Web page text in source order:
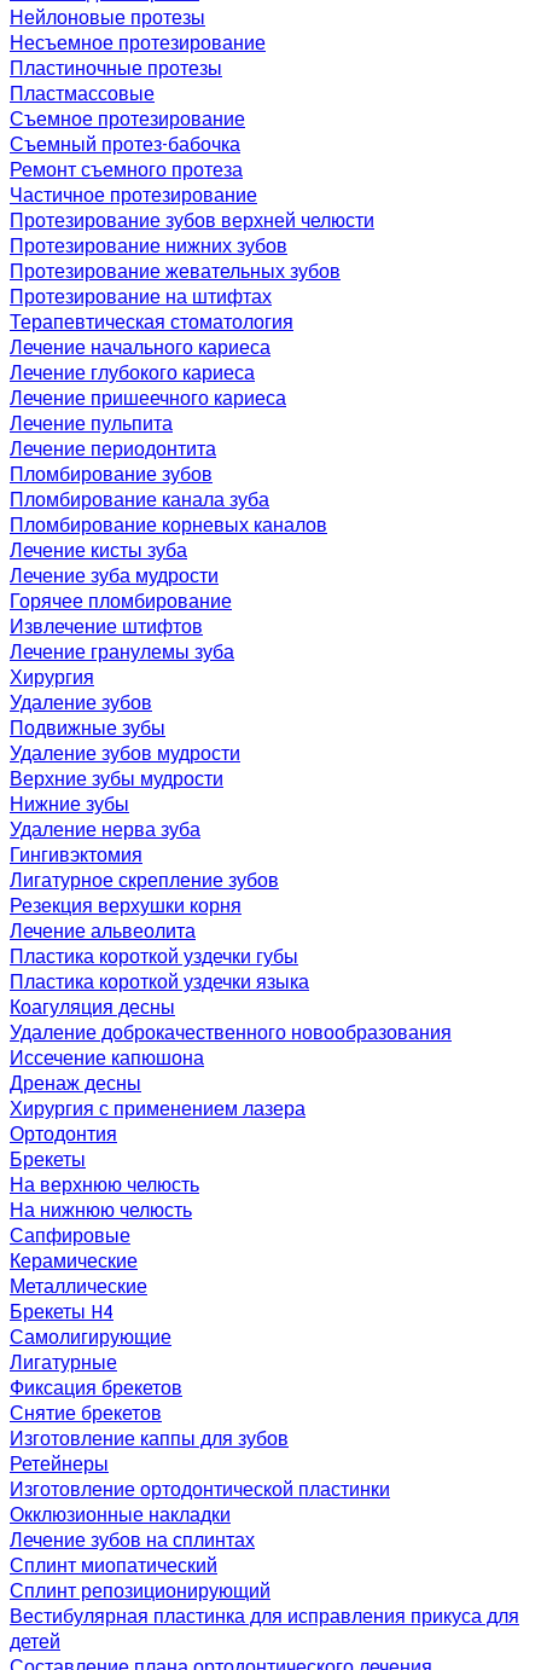
Нейлоновые протезы
Несъемное протезирование
Пластиночные протезы
Пластмассовые
Съемное протезирование
Съемный протез-бабочка
Ремонт съемного протеза
Частичное протезирование
Протезирование зубов верхней челюсти
Протезирование нижних зубов
Протезирование жевательных зубов
Протезирование на штифтах
Терапевтическая стоматология
Лечение начального кариеса
Лечение глубокого кариеса
Лечение пришеечного кариеса
Лечение пульпита
Лечение периодонтита
Пломбирование зубов
Пломбирование канала зуба
Пломбирование корневых каналов
Лечение кисты зуба
Лечение зуба мудрости
Горячее пломбирование
Извлечение штифтов
Лечение гранулемы зуба
Хирургия
Удаление зубов
Подвижные зубы
Удаление зубов мудрости
Верхние зубы мудрости
Нижние зубы
Удаление нерва зуба
Гингивэктомия
Лигатурное скрепление зубов
Резекция верхушки корня
Лечение альвеолита
Пластика короткой уздечки губы
Пластика короткой уздечки языка
Коагуляция десны
Удаление доброкачественного новообразования
Иссечение капюшона
Дренаж десны
Хирургия с применением лазера
Ортодонтия
Брекеты
На верхнюю челюсть
На нижнюю челюсть
Сапфировые
Керамические
Металлические
Брекеты H4
Самолигирующие
Лигатурные
Фиксация брекетов
Снятие брекетов
Изготовление каппы для зубов
Ретейнеры
Изготовление ортодонтической пластинки
Окклюзионные накладки
Лечение зубов на сплинтах
Сплинт миопатический
Сплинт репозиционирующий
Вестибулярная пластинка для исправления прикуса для
детей